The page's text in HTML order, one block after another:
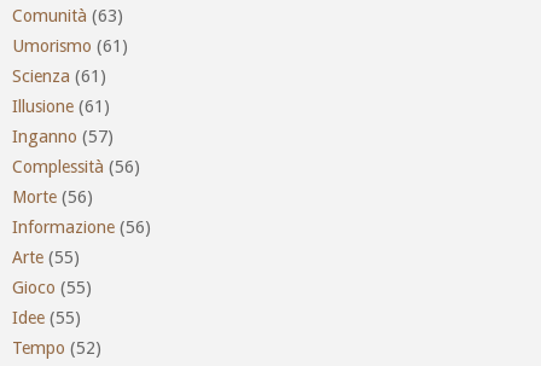
Comunità (63)
Umorismo (61)
Scienza (61)
Illusione (61)
Inganno (57)
Complessità (56)
Morte (56)
Informazione (56)
Arte (55)
Gioco (55)
Idee (55)
Tempo (52)